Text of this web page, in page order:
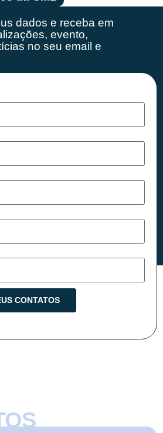
dados e receba em
evento,
no seu email e